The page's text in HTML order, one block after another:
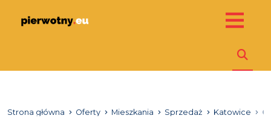
Strona główna Oferty Mieszkania Sprzedaż Katowice